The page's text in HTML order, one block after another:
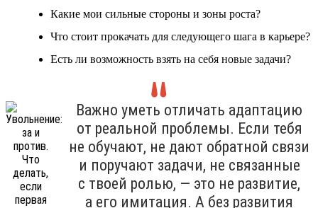
Какие мои сильные стороны и зоны роста?
Что стоит прокачать для следующего шага в карьере?
Есть ли возможность взять на себя новые задачи?
Важно уметь отличать адаптацию
от реальной проблемы. Если тебя
не обучают, не дают обратной связи
и поручают задачи, не связанные
с твоей ролью, — это не развитие,
а его имитация. А без развития